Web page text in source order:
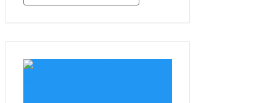
Woche liegt und man ihn so erst nach
der …